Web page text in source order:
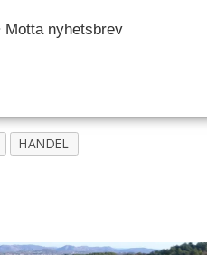
Motta nyhetsbrev
HANDEL